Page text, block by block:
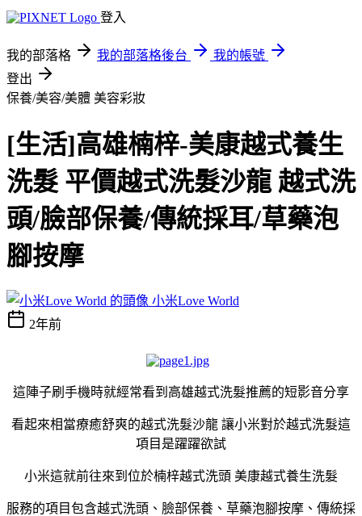
登入
我的部落格 我的部落格後台
我的帳號
登出
保養/美容/美體 美容彩妝
[生活]高雄楠梓-美康越式養生
洗髮 平價越式洗髮沙龍 越式洗
頭/臉部保養/傳統採耳/草藥泡
腳按摩
小米Love World
2年前
這陣子刷手機時就經常看到高雄越式洗髮推薦的短影音分享
看起來相當療癒舒爽的越式洗髮沙龍 讓小米對於越式洗髮這
項目是躍躍欲試
小米這就前往來到位於楠梓越式洗頭 美康越式養生洗髮
服務的項目包含越式洗頭、臉部保養、草藥泡腳按摩、傳統採